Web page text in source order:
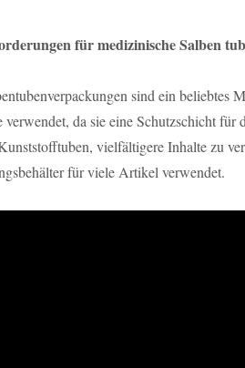
für medizinische Salben
sind ein beliebtes
verwendet, da sie eine Schutzschicht
vielfältigere Inhalte zu
für viele Artikel verwendet.